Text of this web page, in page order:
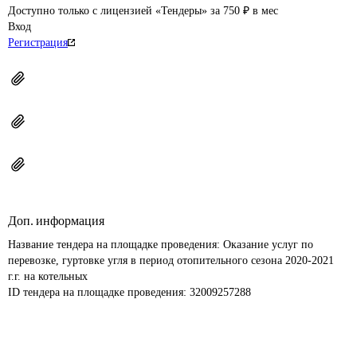
Доступно только с лицензией «Тендеры» за 750 ₽ в мес
Вход
Регистрация
Доп. информация
Название тендера на площадке проведения: Оказание услуг по
перевозке, гуртовке угля в период отопительного сезона 2020-2021
г.г. на котельных
ID тендера на площадке проведения: 32009257288